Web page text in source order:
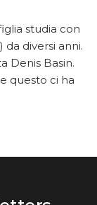
studia con
da diversi anni.
Denis Basin.
questo ci ha